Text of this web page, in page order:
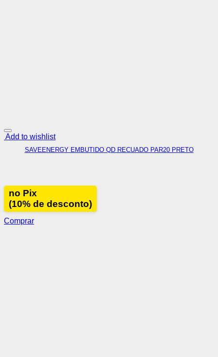
Add to wishlist
SAVEENERGY EMBUTIDO QD RECUADO PAR20 PRETO
no Pix
(10% de desconto)
Comprar